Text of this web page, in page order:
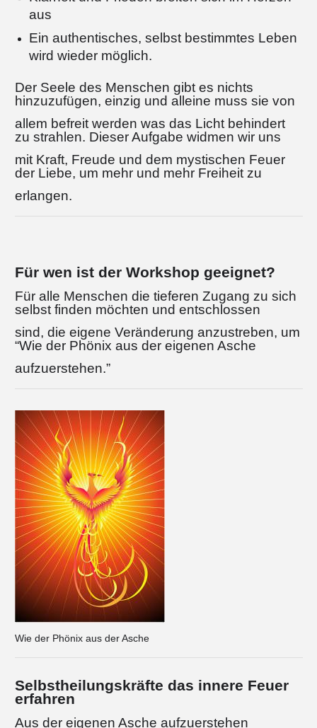
aus
Ein authentisches, selbst bestimmtes Leben
wird wieder möglich.
Der Seele des Menschen gibt es nichts
hinzuzufügen, einzig und alleine muss sie von
allem befreit werden was das Licht behindert
zu strahlen. Dieser Aufgabe widmen wir uns
mit Kraft, Freude und dem mystischen Feuer
der Liebe, um mehr und mehr Freiheit zu
erlangen.
Für wen ist der Workshop geeignet?
Für alle Menschen die tieferen Zugang zu sich
selbst finden möchten und entschlossen
sind, die eigene Veränderung anzustreben, um
“Wie der Phönix aus der eigenen Asche
aufzuerstehen.”
Wie der Phönix aus der Asche
Selbstheilungskräfte das innere Feuer
erfahren
Aus der eigenen Asche aufzuerstehen